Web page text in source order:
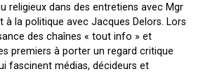
religieux dans des entretiens avec Mgr
à la politique avec Jacques Delors. Lors
des chaînes « tout info » et
premiers à porter un regard critique
fascinent médias, décideurs et